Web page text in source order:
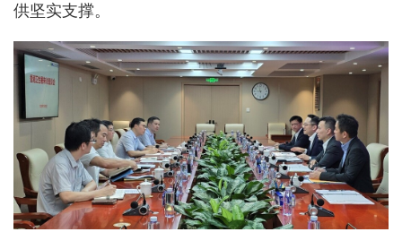
供坚实支撑。